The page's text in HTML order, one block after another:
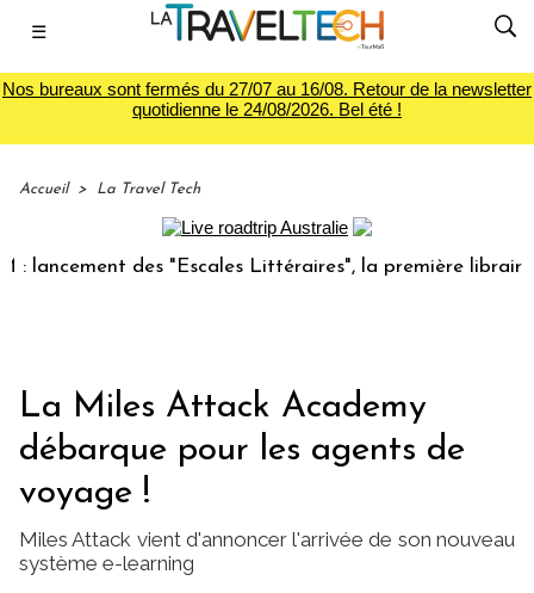
☰
Nos bureaux sont fermés du 27/07 au 16/08. Retour de la newsletter
quotidienne le 24/08/2026. Bel été !
Accueil > La Travel Tech
des "Escales Littéraires", la première librairie du
La Miles Attack Academy
débarque pour les agents de
voyage !
Miles Attack vient d'annoncer l'arrivée de son nouveau
système e-learning